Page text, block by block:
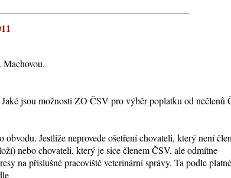
jsou možnosti ZO ČSV pro výběr poplatku od
obvodu. Jestliže neprovede ošetření chovateli, který není
nebo chovateli, který je sice členem ČSV, ale odmítne
na příslušné pracoviště veterinární správy. Ta podle